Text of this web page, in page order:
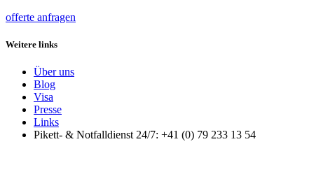
offerte anfragen
Weitere links
Über uns
Blog
Visa
Presse
Links
Pikett- & Notfalldienst 24/7: +41 (0) 79 233 13 54